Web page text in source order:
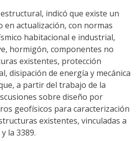
indicó que existe un
en actualización, con normas
habitacional e industrial,
hormigón, componentes no
existentes, protección
disipación de energía y mecánica
a partir del trabajo de la
sobre diseño por
geofísicos para caracterización
existentes, vinculadas a
la 3389.